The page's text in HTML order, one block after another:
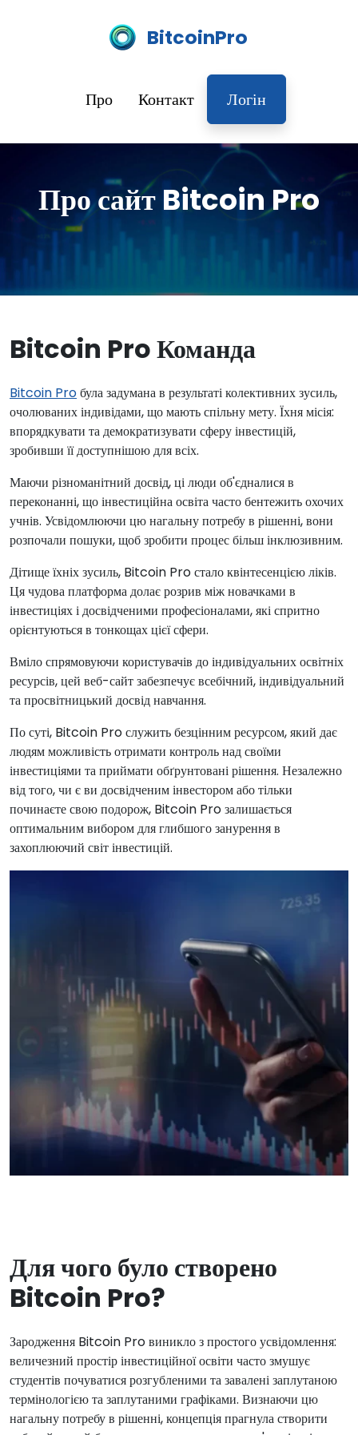
BitcoinPro
Про Контакт Логін
Про сайт Bitcoin Pro
Bitcoin Pro Команда
Bitcoin Proбула задумана в результаті колективних зусиль,
очолюваних індивідами, що мають спільну мету. Їхня місія:
впорядкувати та демократизувати сферу інвестицій,
зробивши її доступнішою для всіх.
Маючи різноманітний досвід, ці люди об'єдналися в
переконанні, що інвестиційна освіта часто бентежить охочих
учнів. Усвідомлюючи цю нагальну потребу в рішенні, вони
розпочали пошуки, щоб зробити процес більш інклюзивним.
Дітище їхніх зусиль, Bitcoin Pro стало квінтесенцією ліків.
Ця чудова платформа долає розрив між новачками в
інвестиціях і досвідченими професіоналами, які спритно
орієнтуються в тонкощах цієї сфери.
Вміло спрямовуючи користувачів до індивідуальних освітніх
ресурсів, цей веб-сайт забезпечує всебічний, індивідуальний
та просвітницький досвід навчання.
По суті, Bitcoin Pro служить безцінним ресурсом, який дає
людям можливість отримати контроль над своїми
інвестиціями та приймати обґрунтовані рішення. Незалежно
від того, чи є ви досвідченим інвестором або тільки
починаєте свою подорож, Bitcoin Pro залишається
оптимальним вибором для глибшого занурення в
захоплюючий світ інвестицій.
Для чого було створено
Bitcoin Pro?
Зародження Bitcoin Pro виникло з простого усвідомлення:
величезний простір інвестиційної освіти часто змушує
студентів почуватися розгубленими та завалені заплутаною
термінологією та заплутаними графіками. Визнаючи цю
нагальну потребу в рішенні, концепція прагнула створити